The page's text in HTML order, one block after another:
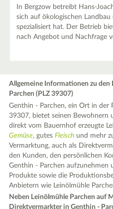
In Bergzow betreibt Hans-
sich auf ökologischen
spezialisiert hat. Der Betrieb
nach Angebot und Nachfrage
Allgemeine Informationen zu
Parchen (PLZ 39307)
Genthin - Parchen, ein Ort in der
39307, bietet seinen Bewohnern
direkt vom Bauernhof erzeugte
Gemüse, gutesFleisch und mehr
Vermarktung, auch als
den Kunden, den persönlichen
Genthin - Parchen aufzunehmen
Produkte sowie die
Anbietern wie Leinölmühle
Neben Leinölmühle Parchen auf
Direktvermarkter in Genthin -